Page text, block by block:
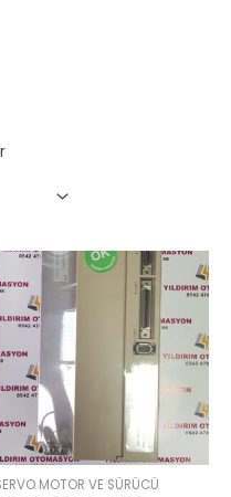
MOTOR VE SÜRÜCÜ